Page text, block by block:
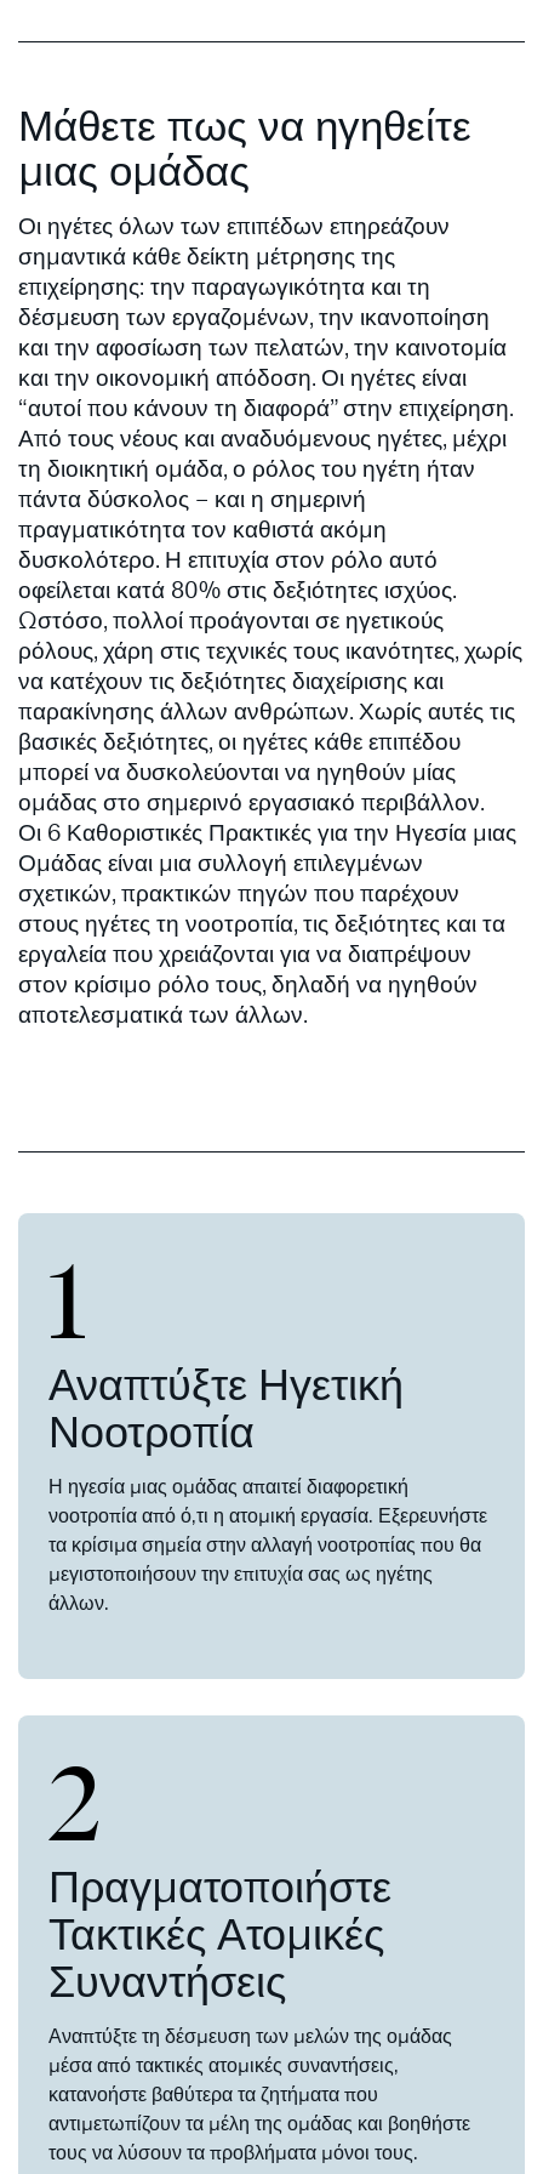
Μάθετε πως να ηγηθείτε
μιας ομάδας
Οι ηγέτες όλων των επιπέδων επηρεάζουν
σημαντικά κάθε δείκτη μέτρησης της
επιχείρησης: την παραγωγικότητα και τη
δέσμευση των εργαζομένων, την ικανοποίηση
και την αφοσίωση των πελατών, την καινοτομία
και την οικονομική απόδοση. Οι ηγέτες είναι
“αυτοί που κάνουν τη διαφορά” στην επιχείρηση.
Από τους νέους και αναδυόμενους ηγέτες, μέχρι
τη διοικητική ομάδα, ο ρόλος του ηγέτη ήταν
πάντα δύσκολος – και η σημερινή
πραγματικότητα τον καθιστά ακόμη
δυσκολότερο. Η επιτυχία στον ρόλο αυτό
οφείλεται κατά 80% στις δεξιότητες ισχύος.
Ωστόσο, πολλοί προάγονται σε ηγετικούς
ρόλους, χάρη στις τεχνικές τους ικανότητες, χωρίς
να κατέχουν τις δεξιότητες διαχείρισης και
παρακίνησης άλλων ανθρώπων. Χωρίς αυτές τις
βασικές δεξιότητες, οι ηγέτες κάθε επιπέδου
μπορεί να δυσκολεύονται να ηγηθούν μίας
ομάδας στο σημερινό εργασιακό περιβάλλον.
Οι 6 Καθοριστικές Πρακτικές για την Ηγεσία μιας
Ομάδας είναι μια συλλογή επιλεγμένων
σχετικών, πρακτικών πηγών που παρέχουν
στους ηγέτες τη νοοτροπία, τις δεξιότητες και τα
εργαλεία που χρειάζονται για να διαπρέψουν
στον κρίσιμο ρόλο τους, δηλαδή να ηγηθούν
αποτελεσματικά των άλλων.
1
Αναπτύξτε Ηγετική
Νοοτροπία
Η ηγεσία μιας ομάδας απαιτεί διαφορετική
νοοτροπία από ό,τι η ατομική εργασία. Εξερευνήστε
τα κρίσιμα σημεία στην αλλαγή νοοτροπίας που θα
μεγιστοποιήσουν την επιτυχία σας ως ηγέτης
άλλων.
2
Πραγματοποιήστε
Τακτικές Ατομικές
Συναντήσεις
Αναπτύξτε τη δέσμευση των μελών της ομάδας
μέσα από τακτικές ατομικές συναντήσεις,
κατανοήστε βαθύτερα τα ζητήματα που
αντιμετωπίζουν τα μέλη της ομάδας και βοηθήστε
τους να λύσουν τα προβλήματα μόνοι τους.